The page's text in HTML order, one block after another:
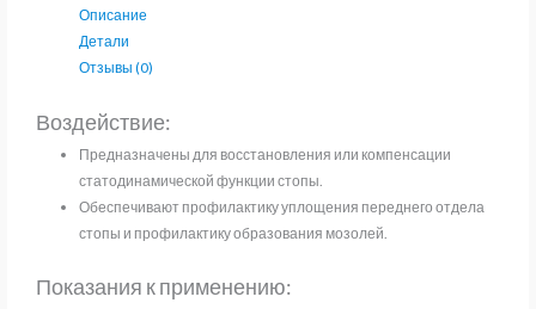
Описание
Детали
Отзывы (0)
Воздействие:
Предназначены для восстановления или компенсации
статодинамической функции стопы.
Обеспечивают профилактику уплощения переднего отдела
стопы и профилактику образования мозолей.
Показания к применению: